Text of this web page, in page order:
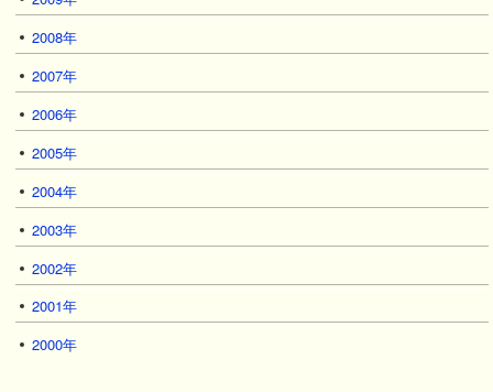
2008年
2007年
2006年
2005年
2004年
2003年
2002年
2001年
2000年